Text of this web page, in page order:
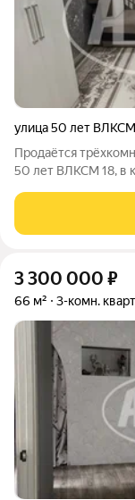
улица 50 лет ВЛКСМ
Продаётся
50 лет ВЛКСМ 18, в
оформлении
3 300 000 ₽
66 м² 3-комн.